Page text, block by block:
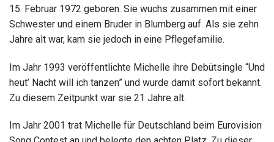
15. Februar 1972 geboren. Sie wuchs zusammen mit einer
Schwester und einem Bruder in Blumberg auf. Als sie zehn
Jahre alt war, kam sie jedoch in eine Pflegefamilie.
Im Jahr 1993 veröffentlichte Michelle ihre Debütsingle “Und
heut’ Nacht will ich tanzen” und wurde damit sofort bekannt.
Zu diesem Zeitpunkt war sie 21 Jahre alt.
Im Jahr 2001 trat Michelle für Deutschland beim Eurovision